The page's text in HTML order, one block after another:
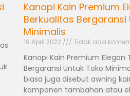
Kanopi Kain Premium
Berkualitas Bergaransi
Minimalis
19 April 2022 Tidak ada
Kanopi Kain Premium Elegan
Bergaransi Untuk Toko
biasa juga disebut awning
komponen tambahan atau